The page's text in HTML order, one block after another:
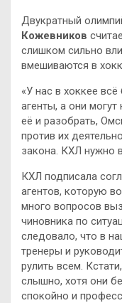
Двукратный
Кожевников
слишком сильно
вмешиваются в
«У нас в хоккее
агенты, а они
её и разобрать,
против их
закона. КХЛ нужно
КХЛ подписала
агентов, которую
много вопросов
чиновника по
следовало, что в
тренеры и
рулить всем.
слышно, хотя они
спокойно и